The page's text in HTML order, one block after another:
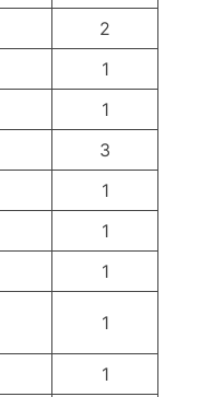
2
1
1
3
1
1
1
1
1